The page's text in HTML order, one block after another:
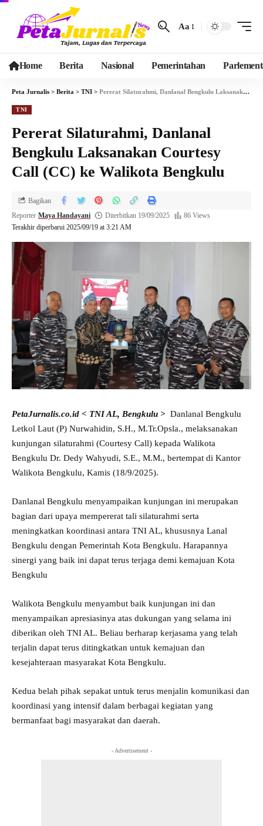
Aa
Home Berita Nasional Pemerintahan
Peta Jurnalis > Berita > TNI > Pererat Silaturahmi, Danlanal Bengkulu Laksanakan Courtesy Call (CC) ke Walikota Bengkulu
TNI
Pererat Silaturahmi, Danlanal
Bengkulu Laksanakan Courtesy
Call (CC) ke Walikota Bengkulu
Terakhir diperbarui 2025/09/19 at 3:21 AM
Reporter Maya Handayani Diterbitkan 19/09/2025 86 Views
Bagikan
PetaJurnalis.co.id < TNI AL, Bengkulu > Danlanal Bengkulu
Letkol Laut (P) Nurwahidin, S.H., M.Tr.Opsla., melaksanakan
kunjungan silaturahmi (Courtesy Call) kepada Walikota
Bengkulu Dr. Dedy Wahyudi, S.E., M.M., bertempat di Kantor
Walikota Bengkulu, Kamis (18/9/2025).
Danlanal Bengkulu menyampaikan kunjungan ini merupakan
bagian dari upaya mempererat tali silaturahmi serta
meningkatkan koordinasi antara TNI AL, khususnya Lanal
Bengkulu dengan Pemerintah Kota Bengkulu. Harapannya
sinergi yang baik ini dapat terus terjaga demi kemajuan Kota
Bengkulu
Walikota Bengkulu menyambut baik kunjungan ini dan
menyampaikan apresiasinya atas dukungan yang selama ini
diberikan oleh TNI AL. Beliau berharap kerjasama yang telah
terjalin dapat terus ditingkatkan untuk kemajuan dan
kesejahteraan masyarakat Kota Bengkulu.
Kedua belah pihak sepakat untuk terus menjalin komunikasi dan
koordinasi yang intensif dalam berbagai kegiatan yang
bermanfaat bagi masyarakat dan daerah.
- Advertisement -